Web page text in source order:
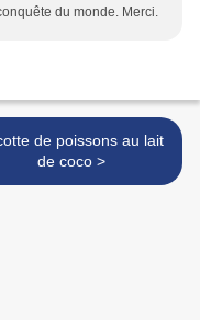
du monde. Merci.
de poissons au lait
de coco >